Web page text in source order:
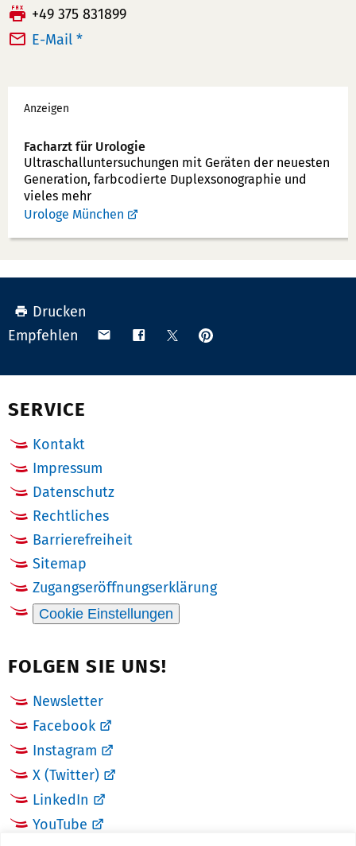
e
l
n
u
m
m
e
r:
F
a
+49 375 831899
E-Mail *
Werbung
Anzeigen
Facharzt für Urologie
Ultraschallunter­suchungen mit Geräten der neuesten
Generation, farbcodierte Duplex­sonographie und
vieles mehr
Urologe München
Drucken
Empfehlen
Teilen Teilen TeilenAnpinnen
SERVICE
Kontakt
Impressum
Datenschutz
Rechtliches
Barrierefreiheit
Sitemap
Zugangseröffnungserklärung
Cookie Einstellungen
FOLGEN SIE UNS!
Newsletter
Facebook
Instagram
X (Twitter)
LinkedIn
YouTube